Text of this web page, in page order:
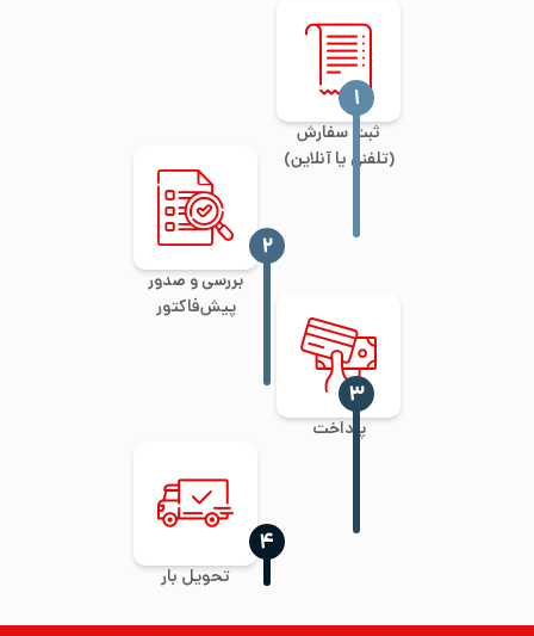
ثبت سفارش
(تلفنی یا آنلاین)
‍۱
بررسی و صدور
پیش‌فاکتور
‍۲
پرداخت
‍۳
تحویل بار
‍۴